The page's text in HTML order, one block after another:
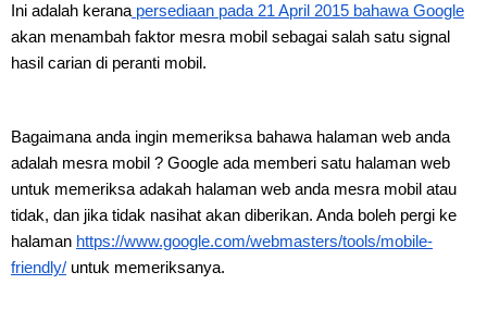
Ini adalah kerana persediaan pada 21 April 2015 bahawa Google
akan menambah faktor mesra mobil sebagai salah satu signal
hasil carian di peranti mobil.
Bagaimana anda ingin memeriksa bahawa halaman web anda
adalah mesra mobil ? Google ada memberi satu halaman web
untuk memeriksa adakah halaman web anda mesra mobil atau
tidak, dan jika tidak nasihat akan diberikan. Anda boleh pergi ke
halaman https://www.google.com/webmasters/tools/mobile-
friendly/ untuk memeriksanya.